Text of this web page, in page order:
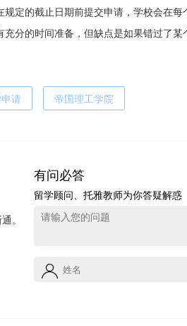
规定的截止日期前提交申请，学校会在
充分的时间准备，但缺点是如果错过了
请 帝国理工学院
。
有问必答
留学顾问、托雅教师为你答疑解惑